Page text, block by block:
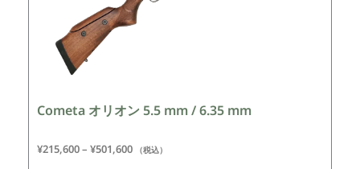
Cometa オリオン 5.5 mm / 6.35 mm
¥215,600– ¥501,600 （税込）